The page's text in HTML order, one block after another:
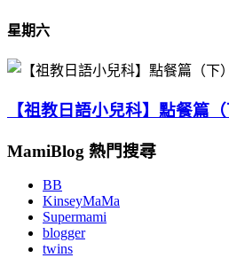
星期六
【祖教日語小兒科】點餐篇（
MamiBlog 熱門搜尋
BB
KinseyMaMa
Supermami
blogger
twins